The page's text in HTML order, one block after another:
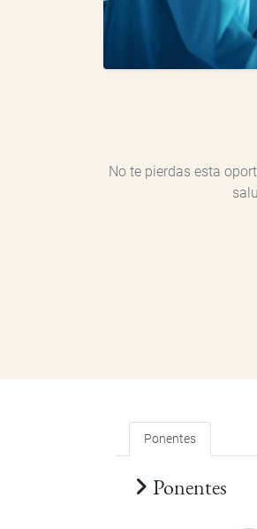
No te pierdas esta
Ponentes
Ponentes